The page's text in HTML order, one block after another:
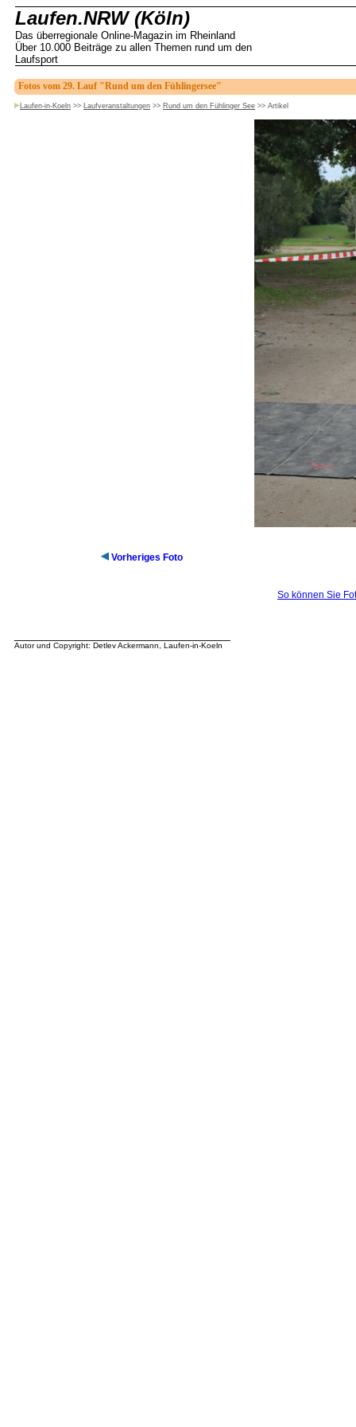
Laufen.NRW (Köln)
Das überregionale Online-Magazin im Rheinland
Über 10.000 Beiträge zu allen Themen rund um den
Laufsport
Fotos vom 29. Lauf "Rund um den Fühlingersee"
Laufen-in-Koeln >> Laufveranstaltungen >> Rund um den Fühlinger See >> Artikel
Vorheriges Foto
So können Sie
Autor und Copyright: Detlev Ackermann, Laufen-in-Koeln